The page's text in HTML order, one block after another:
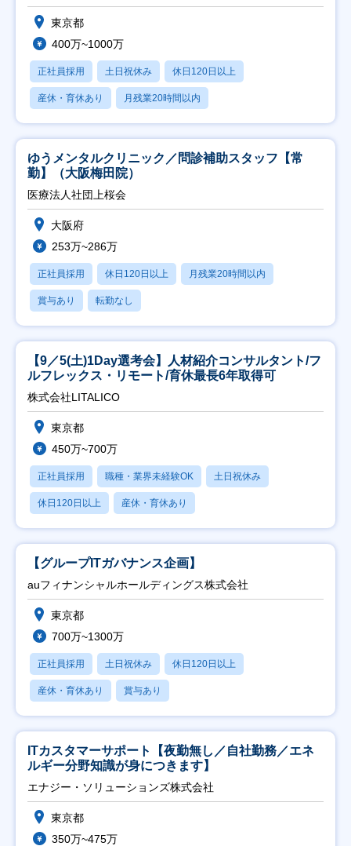
東京都
400万~1000万
正社員採用 土日祝休み 休日120日以上
産休・育休あり 月残業20時間以内
ゆうメンタルクリニック／問診補助スタッフ【常
勤】（大阪梅田院）
医療法人社団上桜会
大阪府
253万~286万
正社員採用 休日120日以上 月残業20時間以内
賞与あり 転勤なし
【9／5(土)1Day選考会】人材紹介コンサルタント/フ
ルフレックス・リモート/育休最長6年取得可
株式会社LITALICO
東京都
450万~700万
正社員採用 職種・業界未経験OK 土日祝休み
休日120日以上 産休・育休あり
【グループITガバナンス企画】
auフィナンシャルホールディングス株式会社
東京都
700万~1300万
正社員採用 土日祝休み 休日120日以上
産休・育休あり 賞与あり
ITカスタマーサポート【夜勤無し／自社勤務／エネ
ルギー分野知識が身につきます】
エナジー・ソリューションズ株式会社
東京都
350万~475万